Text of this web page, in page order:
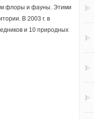
флоры и фауны. Этими
В 2003 г. в
и 10 природных